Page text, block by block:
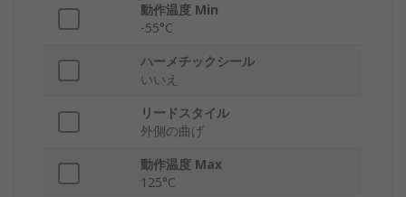
動作温度 Min
-55°C
ハーメチックシール
いいえ
リードスタイル
外側の曲げ
動作温度 Max
125°C